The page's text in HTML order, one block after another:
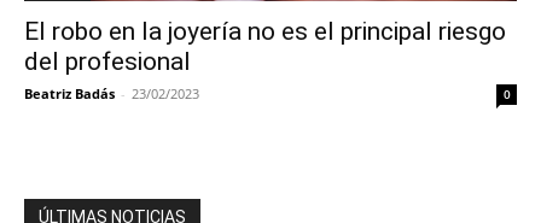
El robo en la joyería no es el principal riesgo
del profesional
Beatriz Badás - 23/02/2023 0
ÚLTIMAS NOTICIAS